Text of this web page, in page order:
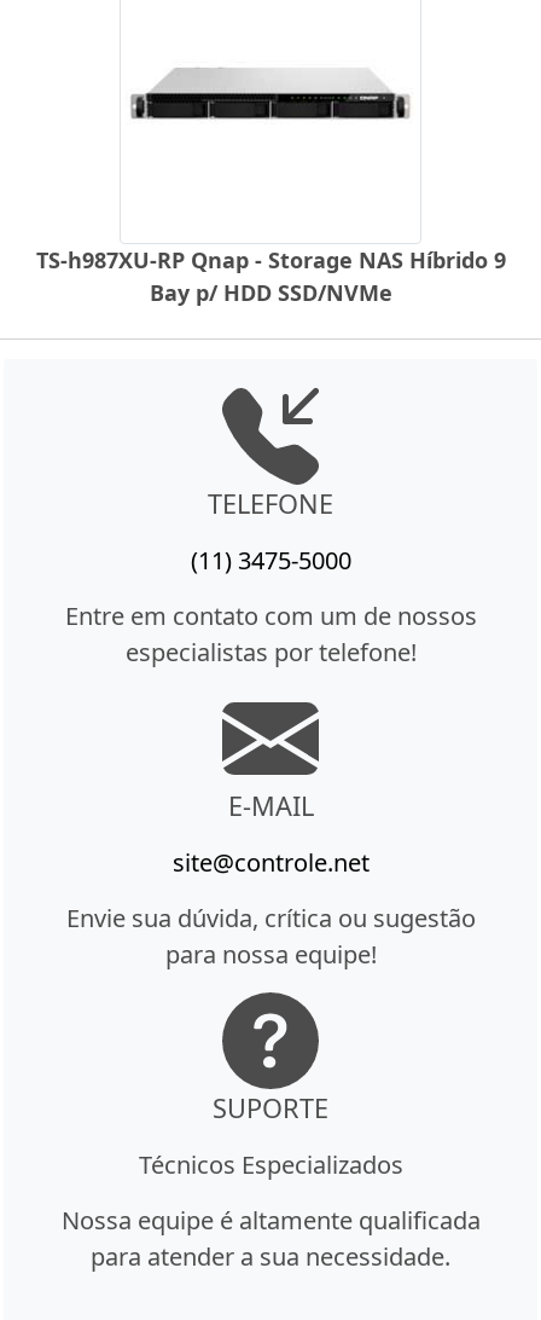
TS-h987XU-RP Qnap - Storage NAS Híbrido 9
Bay p/ HDD SSD/NVMe
TELEFONE
(11) 3475-5000
Entre em contato com um de nossos
especialistas por telefone!
E-MAIL
site@controle.net
Envie sua dúvida, crítica ou sugestão
para nossa equipe!
SUPORTE
Técnicos Especializados
Nossa equipe é altamente qualificada
para atender a sua necessidade.